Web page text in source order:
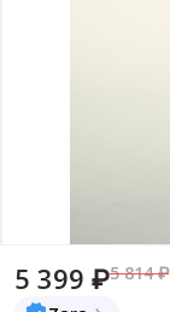
5 399 ₽5 814 ₽